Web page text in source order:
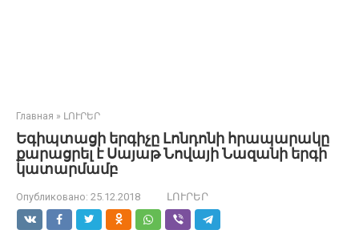
Главная » ԼՈՒՐԵՐ
Եգիպտացի երգիչը Լոնդոնի հրապարակը
քարացրել է Սայաթ Նովայի Նազանի երգի
կատարմամբ
Опубликовано: 25.12.2018 ԼՈՒՐԵՐ